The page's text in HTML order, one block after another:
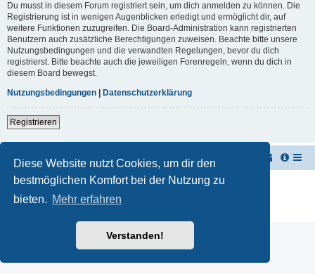
Diese Website nutzt Cookies, um dir den
bestmöglichen Komfort bei der Nutzung zu
bieten. Mehr erfahren
Verstanden!
Du musst in diesem Forum registriert sein, um dich anmelden zu können. Die
Registrierung ist in wenigen Augenblicken erledigt und ermöglicht dir, auf
weitere Funktionen zuzugreifen. Die Board-Administration kann registrierten
Benutzern auch zusätzliche Berechtigungen zuweisen. Beachte bitte unsere
Nutzungsbedingungen und die verwandten Regelungen, bevor du dich
registrierst. Bitte beachte auch die jeweiligen Forenregeln, wenn du dich in
diesem Board bewegst.
Nutzungsbedingungen
Datenschutzerklärung
Registrieren
TUK TUK Thailand Reisetipps Foren-Übersicht
Powered byphpBB ® Forum Software © phpBB Limited
Deutsche Übersetzung durch